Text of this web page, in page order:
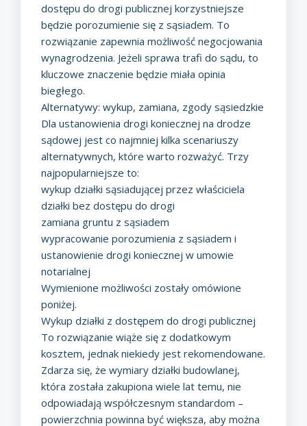
dostępu do drogi publicznej korzystniejsze
będzie porozumienie się z sąsiadem. To
rozwiązanie zapewnia możliwość negocjowania
wynagrodzenia. Jeżeli sprawa trafi do sądu, to
kluczowe znaczenie będzie miała opinia
biegłego.
Alternatywy: wykup, zamiana, zgody sąsiedzkie
Dla ustanowienia drogi koniecznej na drodze
sądowej jest co najmniej kilka scenariuszy
alternatywnych, które warto rozważyć. Trzy
najpopularniejsze to:
wykup działki sąsiadującej przez właściciela
działki bez dostępu do drogi
zamiana gruntu z sąsiadem
wypracowanie porozumienia z sąsiadem i
ustanowienie drogi koniecznej w umowie
notarialnej
Wymienione możliwości zostały omówione
poniżej.
Wykup działki z dostępem do drogi publicznej
To rozwiązanie wiąże się z dodatkowym
kosztem, jednak niekiedy jest rekomendowane.
Zdarza się, że wymiary działki budowlanej,
która została zakupiona wiele lat temu, nie
odpowiadają współczesnym standardom –
powierzchnia powinna być większa, aby można